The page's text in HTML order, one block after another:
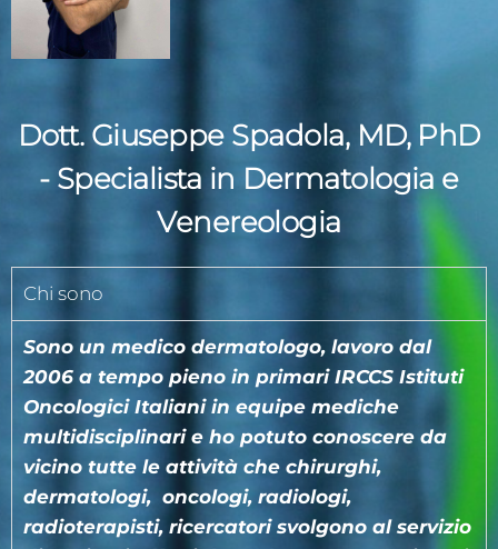
Dott. Giuseppe Spadola, MD, PhD
- Specialista in Dermatologia e
Venereologia
Chi sono
Sono un medico dermatologo, lavoro dal
2006 a tempo pieno in primari IRCCS Istituti
Oncologici Italiani in equipe mediche
multidisciplinari e ho potuto conoscere da
vicino tutte le attività che chirurghi,
dermatologi, oncologi, radiologi,
radioterapisti, ricercatori svolgono al servizio